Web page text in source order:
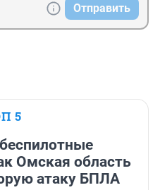
Отправить
5
Омская область
атаку БПЛА